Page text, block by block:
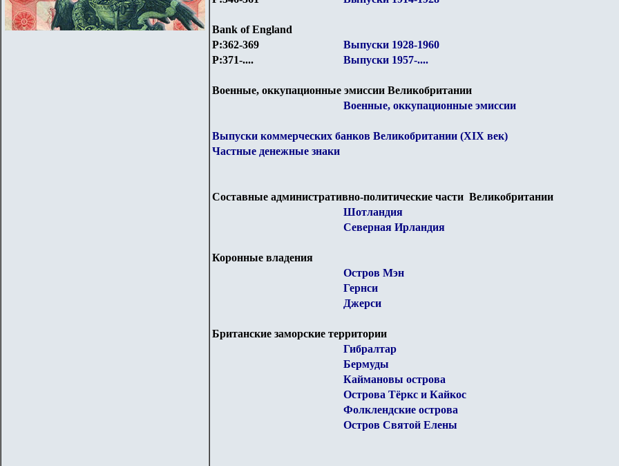
Bank of England
P:362-369
Выпуски 1928-1960
P:371-....
Выпуски 1957-....
Военные, оккупационные эмиссии Великобритании
Военные, оккупационные эмиссии
Выпуски коммерческих банков Великобритании (XIX век)
Частные денежные знаки
Составные административно-политические части Великобритании
Шотландия
Северная Ирландия
Коронные владения
Остров Мэн
Гернси
Джерси
Британские заморские территории
Гибралтар
Бермуды
Каймановы острова
Острова Тёркс и Кайкос
Фолклендские острова
Остров Святой Елены